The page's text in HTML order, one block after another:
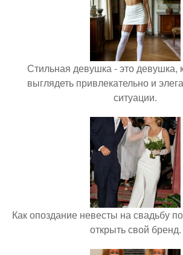
Стильная девушка - это девушка,
выглядеть привлекательно и
ситуации.
Как опоздание невесты на свадьбу
открыть свой бренд.